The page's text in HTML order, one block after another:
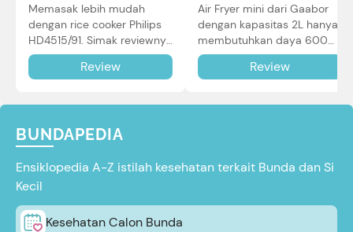
Memasak lebih mudah
dengan rice cooker Philips
HD4515/91. Simak reviewnya
di sini.
Review
Air Fryer mini dari Gaabor
dengan kapasitas 2L hanya
membutuhkan daya 600W
dalam pemakaian. Simak
review selengkapnya di sini.
Review
BUNDAPEDIA
Ensiklopedia A-Z istilah kesehatan terkait Bunda dan Si
Kecil
Kesehatan Calon Bunda